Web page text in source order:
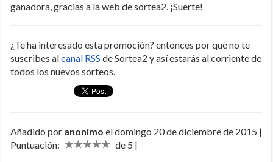
ganadora, gracias a la web de sortea2. ¡Suerte!
¿Te ha interesado esta promoción? entonces por qué no te
suscribes alcanal RSS de Sortea2 y así estarás al corriente de
todos los nuevos sorteos.
Añadido por anonimo el domingo 20 de diciembre de 2015 |
Puntuación:
de 5 |